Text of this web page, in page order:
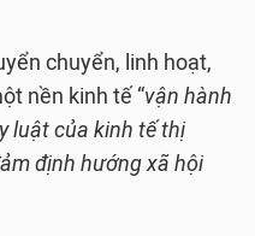
chuyển, linh hoạt,
nền kinh tế “vận hành
luật của kinh tế thị
định hướng xã hội